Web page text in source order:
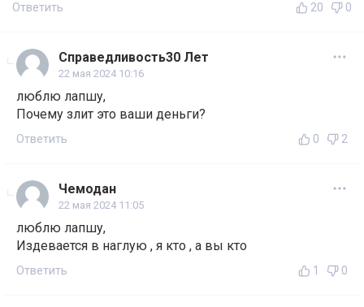
Ответить 20 0
Справедливость30 Лет
22 мая 2024 10:16
люблю лапшу,
Почему злит это ваши деньги?
Ответить 0 2
Чемодан
22 мая 2024 11:05
люблю лапшу,
Издевается в наглую , я кто , а вы кто
Ответить 1 0